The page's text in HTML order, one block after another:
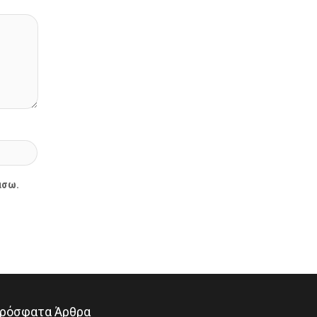
Άρθρα